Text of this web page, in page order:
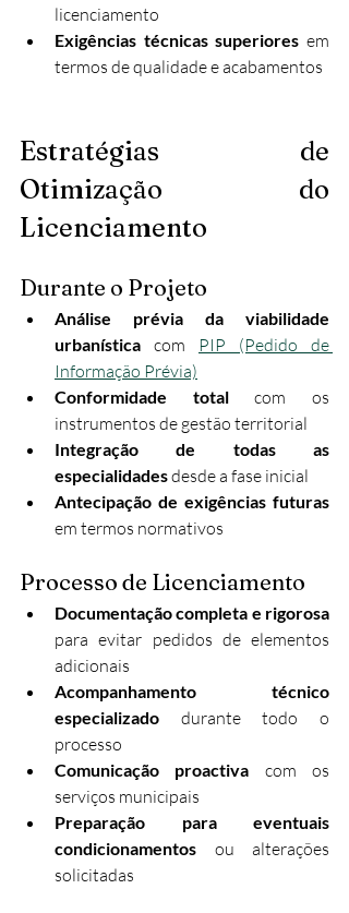
licenciamento
Exigências técnicas superiores em
termos de qualidade e acabamentos
Estratégias de
Otimização do
Licenciamento
Durante o Projeto
Análise prévia da viabilidade
urbanística com PIP (Pedido de
Informação Prévia)
Conformidade total com os
instrumentos de gestão territorial
Integração de todas as
especialidades desde a fase inicial
Antecipação de exigências futuras
em termos normativos
Processo de Licenciamento
Documentação completa e rigorosa
para evitar pedidos de elementos
adicionais
Acompanhamento técnico
especializado durante todo o
processo
Comunicação proactiva com os
serviços municipais
Preparação para eventuais
condicionamentos ou alterações
solicitadas